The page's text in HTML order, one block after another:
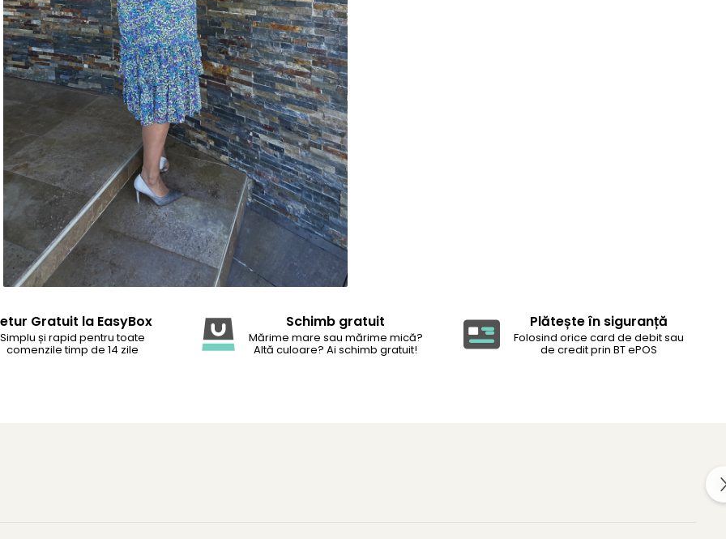
Gratuit la EasyBox
Simplu și rapid pentru toate
comenzile timp de 14 zile
Schimb gratuit
Mărime mare sau mărime mică?
Altă culoare? Ai schimb gratuit!
Plătește în siguranță
Folosind orice card de debit sau
de credit prin BT ePOS